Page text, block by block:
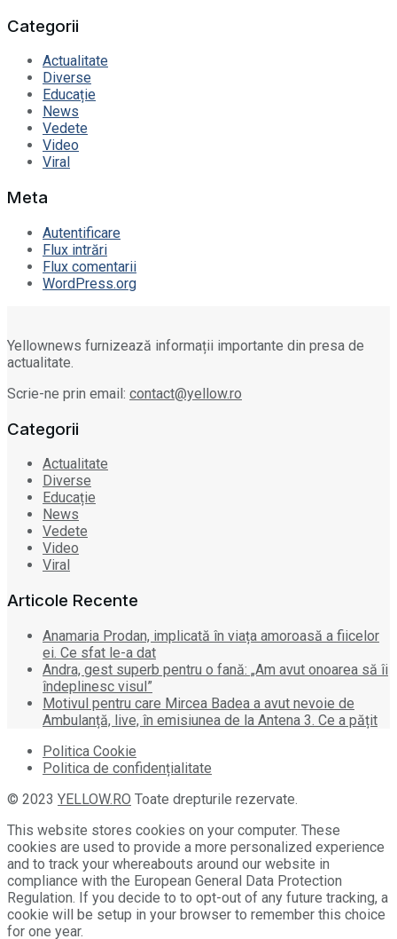
Categorii
Actualitate
Diverse
Educație
News
Vedete
Video
Viral
Meta
Autentificare
Flux intrări
Flux comentarii
WordPress.org
Yellownews furnizează informații importante din presa de
actualitate.
Scrie-ne prin email: contact@yellow.ro
Categorii
Actualitate
Diverse
Educație
News
Vedete
Video
Viral
Articole Recente
Anamaria Prodan, implicată în viața amoroasă a fiicelor
ei. Ce sfat le-a dat
Andra, gest superb pentru o fană: „Am avut onoarea să îi
îndeplinesc visul”
Motivul pentru care Mircea Badea a avut nevoie de
Ambulanță, live, în emisiunea de la Antena 3. Ce a pățit
Politica Cookie
Politica de confidențialitate
© 2023 YELLOW.RO Toate drepturile rezervate.
This website stores cookies on your computer. These
cookies are used to provide a more personalized experience
and to track your whereabouts around our website in
compliance with the European General Data Protection
Regulation. If you decide to to opt-out of any future tracking, a
cookie will be setup in your browser to remember this choice
for one year.